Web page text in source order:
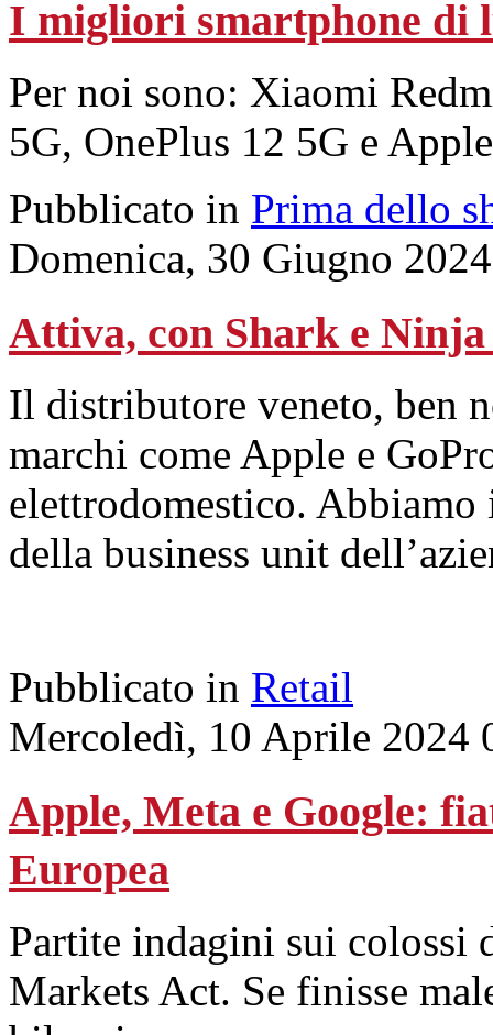
I migliori smartphone di
Per noi sono: Xiaomi
5G, OnePlus 12 5G e
Pubblicato in Prima dello
Domenica, 30 Giugno
Attiva, con Shark e
Il distributore veneto, ben
marchi come Apple e
elettrodomestico.
della business unit
Pubblicato in Retail
Mercoledì, 10 Aprile 2024
Apple, Meta e Google:
Europea
Partite indagini sui colossi
Markets Act. Se finisse